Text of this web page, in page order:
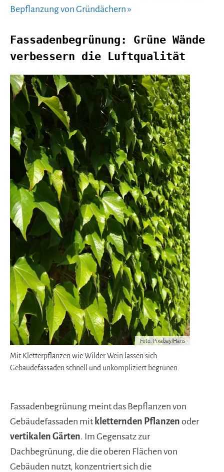
Bepflanzung von Gründächern »
Fassadenbegrünung: Grüne Wände
verbessern die Luftqualität
Mit Kletterpflanzen wie Wilder Wein lassen sich
Gebäudefassaden schnell und unkompliziert begrünen.
Foto: Pixabay/Hans
Fassadenbegrünung meint das Bepflanzen von
Gebäudefassaden mit kletternden Pflanzen oder
vertikalen Gärten. Im Gegensatz zur
Dachbegrünung, die die oberen Flächen von
Gebäuden nutzt, konzentriert sich die